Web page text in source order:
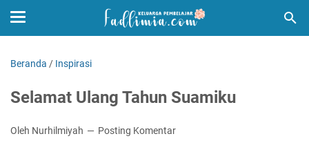
Beranda / Inspirasi
Selamat Ulang Tahun Suamiku
Oleh Nurhilmiyah Posting Komentar